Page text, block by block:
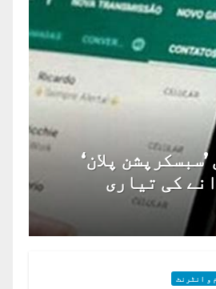
پلان‘
کی تیاری
و انٹرنٹ